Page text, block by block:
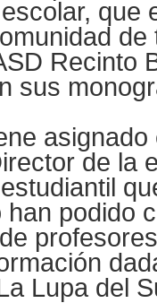
que
de
Recinto
sus
asignado
de la
podido
Lupa del